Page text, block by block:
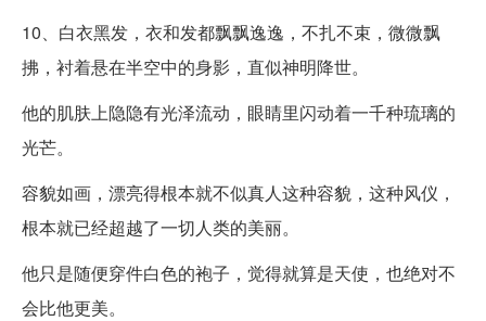
10、白衣黑发，衣和发都飘飘逸逸，不扎不束，微微飘
拂，衬着悬在半空中的身影，直似神明降世。
他的肌肤上隐隐有光泽流动，眼睛里闪动着一千种琉璃的
光芒。
容貌如画，漂亮得根本就不似真人这种容貌，这种风仪，
根本就已经超越了一切人类的美丽。
他只是随便穿件白色的袍子，觉得就算是天使，也绝对不
会比他更美。